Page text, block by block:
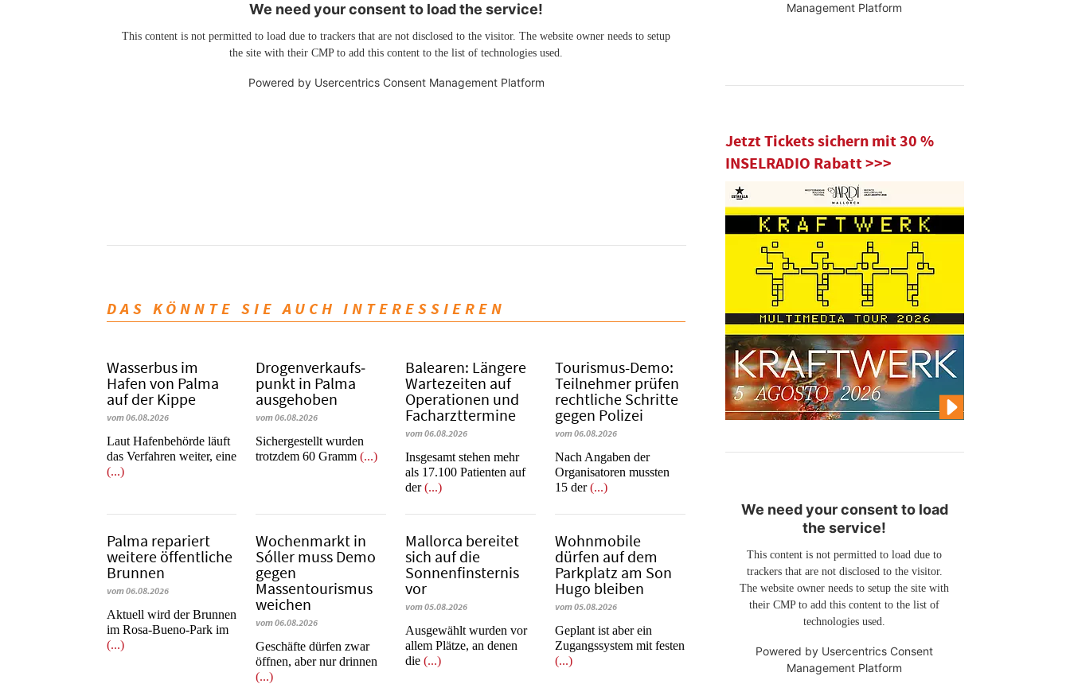
We need your consent to load the service!
This content is not permitted to load due to trackers that are not disclosed to the visitor. The website owner needs to setup
the site with their CMP to add this content to the list of technologies used.
Powered by Usercentrics Consent Management Platform
DAS KÖNNTE SIE AUCH INTERESSIEREN
Wasserbus im
Hafen von Palma
auf der Kippe
vom 06.08.2026
Laut Hafenbehörde läuft
das Verfahren weiter, eine
(...)
Dro­gen­ver­kaufs­
punkt in Palma
ausgehoben
vom 06.08.2026
​​​​​​​Sichergestellt wurden
trotzdem 60 Gramm(...)
Balearen: Längere
Wartezeiten auf
Operationen und
Facharzttermine
vom 06.08.2026
Insgesamt stehen mehr
als 17.100 Patienten auf
der(...)
Tourismus-Demo:
Teilnehmer prüfen
rechtliche Schritte
gegen Polizei
vom 06.08.2026
Nach Angaben der
Organisatoren mussten
15 der(...)
Palma repariert
weitere öffentliche
Brunnen
vom 06.08.2026
Aktuell wird der Brunnen
im Rosa-Bueno-Park im
(...)
Wochenmarkt in
Sóller muss Demo
gegen
Massentourismus
weichen
vom 06.08.2026
Geschäfte dürfen zwar
öffnen, aber nur drinnen
(...)
Mallorca bereitet
sich auf die
Sonnenfinsternis
vor
vom 05.08.2026
Ausgewählt wurden vor
allem Plätze, an denen
die(...)
Wohnmobile
dürfen auf dem
Parkplatz am Son
Hugo bleiben
vom 05.08.2026
Geplant ist aber ein
Zugangssystem mit festen
(...)
Management Platform
Jetzt Tickets sichern mit 30 %
INSELRADIO Rabatt >>>
We need your consent to load
the service!
This content is not permitted to load due to
trackers that are not disclosed to the visitor.
The website owner needs to setup the site with
their CMP to add this content to the list of
technologies used.
Powered by Usercentrics Consent
Management Platform